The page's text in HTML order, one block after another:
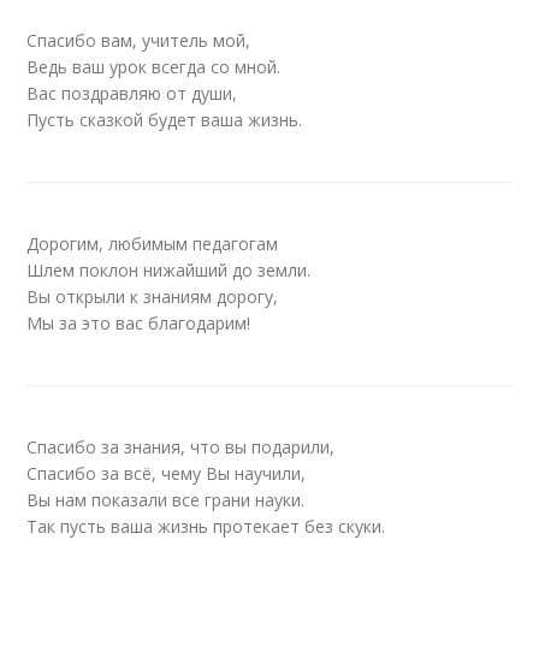
Спасибо вам, учитель мой,
Ведь ваш урок всегда со мной.
Вас поздравляю от души,
Пусть сказкой будет ваша жизнь.
Дорогим, любимым педагогам
Шлем поклон нижайший до земли.
Вы открыли к знаниям дорогу,
Мы за это вас благодарим!
Спасибо за знания, что вы подарили,
Спасибо за всё, чему Вы научили,
Вы нам показали все грани науки.
Так пусть ваша жизнь протекает без скуки.